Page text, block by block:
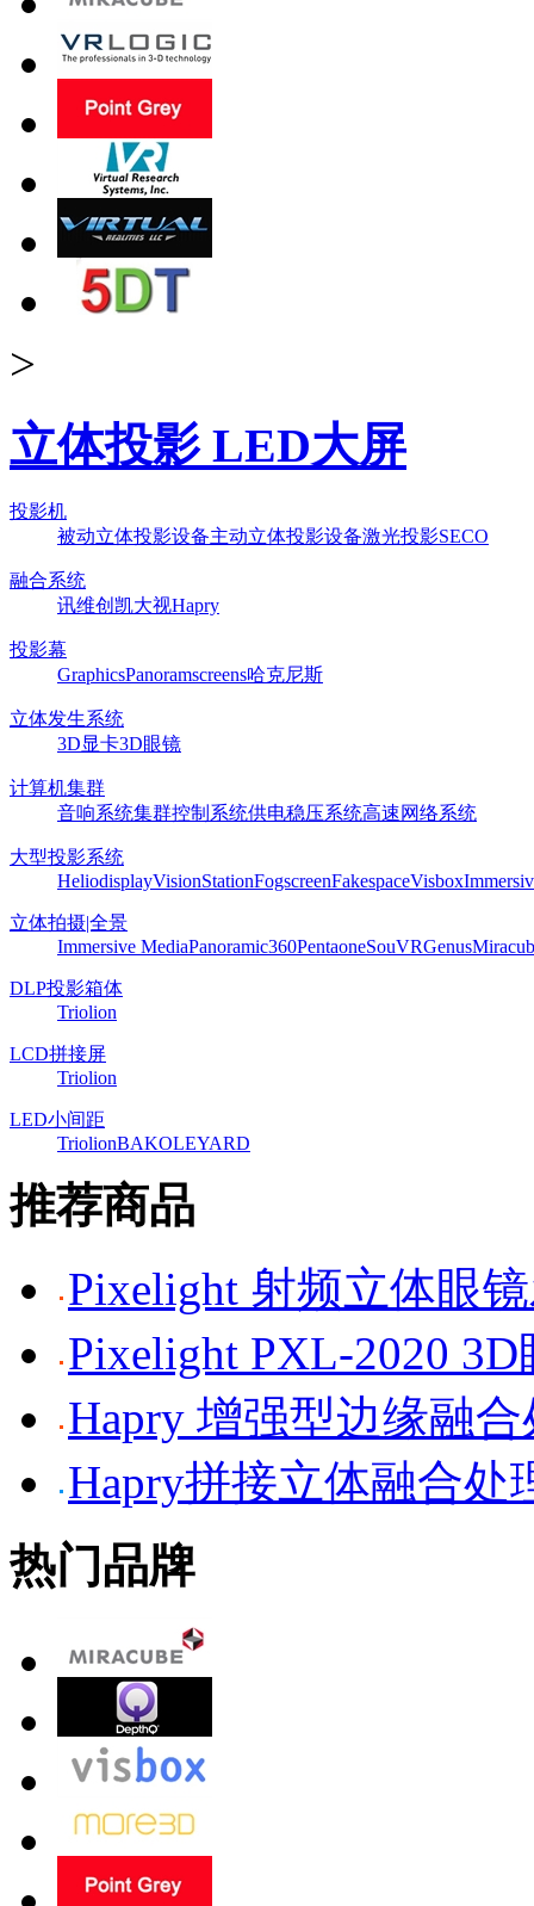
>
立体投影 LED大屏
投影机
被动立体投影设备主动立体投影设备激光投影SECO
融合系统
讯维创凯大视Hapry
投影幕
GraphicsPanoramscreens哈克尼斯
立体发生系统
3D显卡3D眼镜
计算机集群
音响系统集群控制系统供电稳压系统高速网络系统
大型投影系统
HeliodisplayVisionStationFogscreenFakespaceVisbox
立体拍摄|全景
Immersive MediaPanoramic360PentaoneSouVRGenus
DLP投影箱体
Triolion
LCD拼接屏
Triolion
LED小间距
TriolionBAKOLEYARD
推荐商品
Pixelight 射频立体眼
Pixelight PXL-2020 3D
Hapry 增强型边缘融
Hapry拼接立体融合处
热门品牌